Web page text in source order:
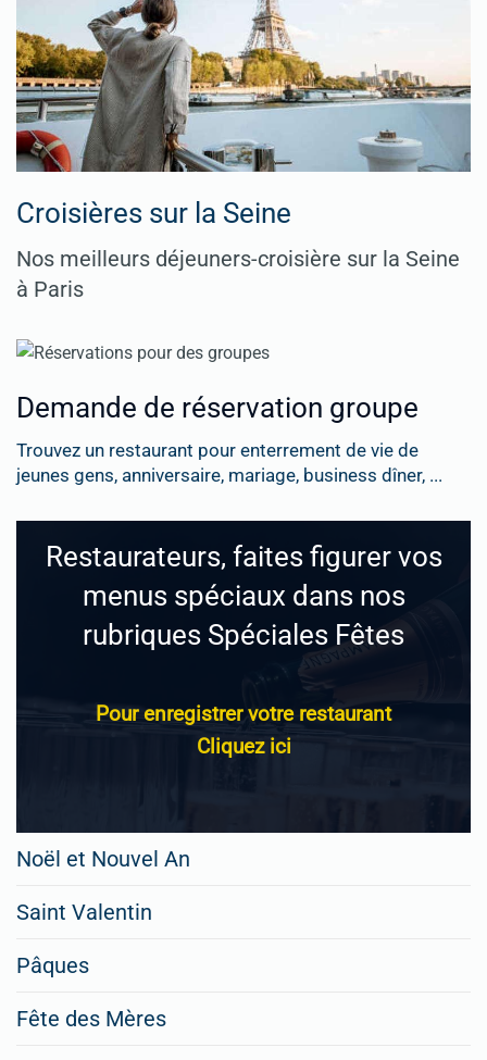
Croisières sur la Seine
Nos meilleurs déjeuners-croisière sur la Seine
à Paris
Demande de réservation groupe
Trouvez un restaurant pour enterrement de vie de
jeunes gens, anniversaire, mariage, business dîner, ...
Restaurateurs, faites figurer vos
menus spéciaux dans nos
rubriques Spéciales Fêtes
Pour enregistrer votre restaurant
Cliquez ici
Noël et Nouvel An
Saint Valentin
Pâques
Fête des Mères